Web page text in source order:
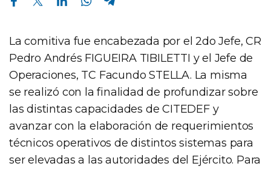
La comitiva fue encabezada por el 2do Jefe, CR
Pedro Andrés FIGUEIRA TIBILETTI y el Jefe de
Operaciones, TC Facundo STELLA. La misma
se realizó con la finalidad de profundizar sobre
las distintas capacidades de CITEDEF y
avanzar con la elaboración de requerimientos
técnicos operativos de distintos sistemas para
ser elevadas a las autoridades del Ejército. Para